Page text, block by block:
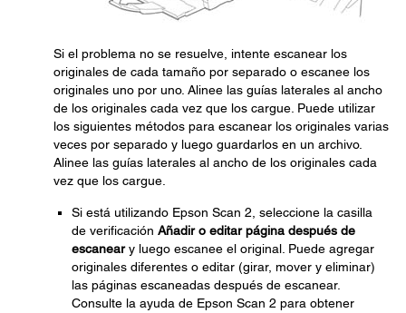
Si el problema no se resuelve, intente escanear los
originales de cada tamaño por separado o escanee los
originales uno por uno. Alinee las guías laterales al ancho
de los originales cada vez que los cargue. Puede utilizar
los siguientes métodos para escanear los originales varias
veces por separado y luego guardarlos en un archivo.
Alinee las guías laterales al ancho de los originales cada
vez que los cargue.
Si está utilizando Epson Scan 2, seleccione la casilla
de verificación Añadir o editar página después de
escaneary luego escanee el original. Puede agregar
originales diferentes o editar (girar, mover y eliminar)
las páginas escaneadas después de escanear.
Consulte la ayuda de Epson Scan 2 para obtener